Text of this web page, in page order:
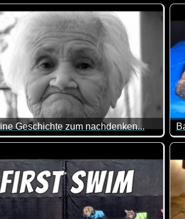
man niemandem. Deshalb sollte
Einstimmung auf morgen kommt dieses
für deinen Vater verändert: Seine
Geschichte zum nachdenken...
man nie genug über so etwas